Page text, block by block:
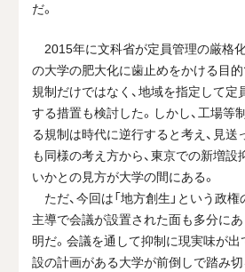
だ。
2015年に文科省が定員管理の厳格
の大学の肥大化に歯止めをかける目的
規制だけではなく、地域を指定して
する措置も検討した。しかし、工場等
る規制は時代に逆行すると考え、見送
も同様の考え方から、東京での新増
いかとの見方が大学の間にある。
ただ、今回は「地方創生」という政
主導で会議が設置された面も多分に
明だ。会議を通して抑制に現実味が出
設の計画がある大学が前倒しで踏み